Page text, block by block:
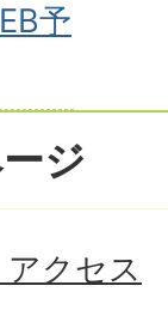
予
ジ
クセス